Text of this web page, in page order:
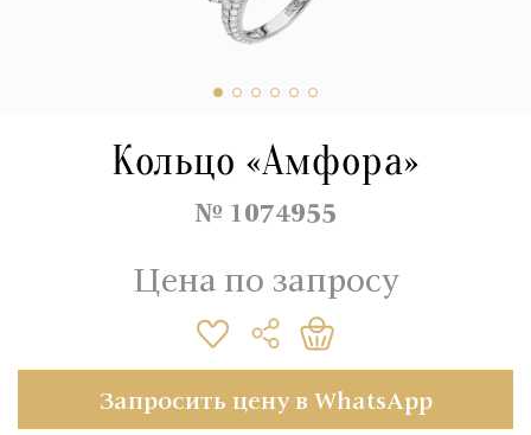
Кольцо «Амфора»
№ 1074955
Цена по запросу
Запросить цену в WhatsApp